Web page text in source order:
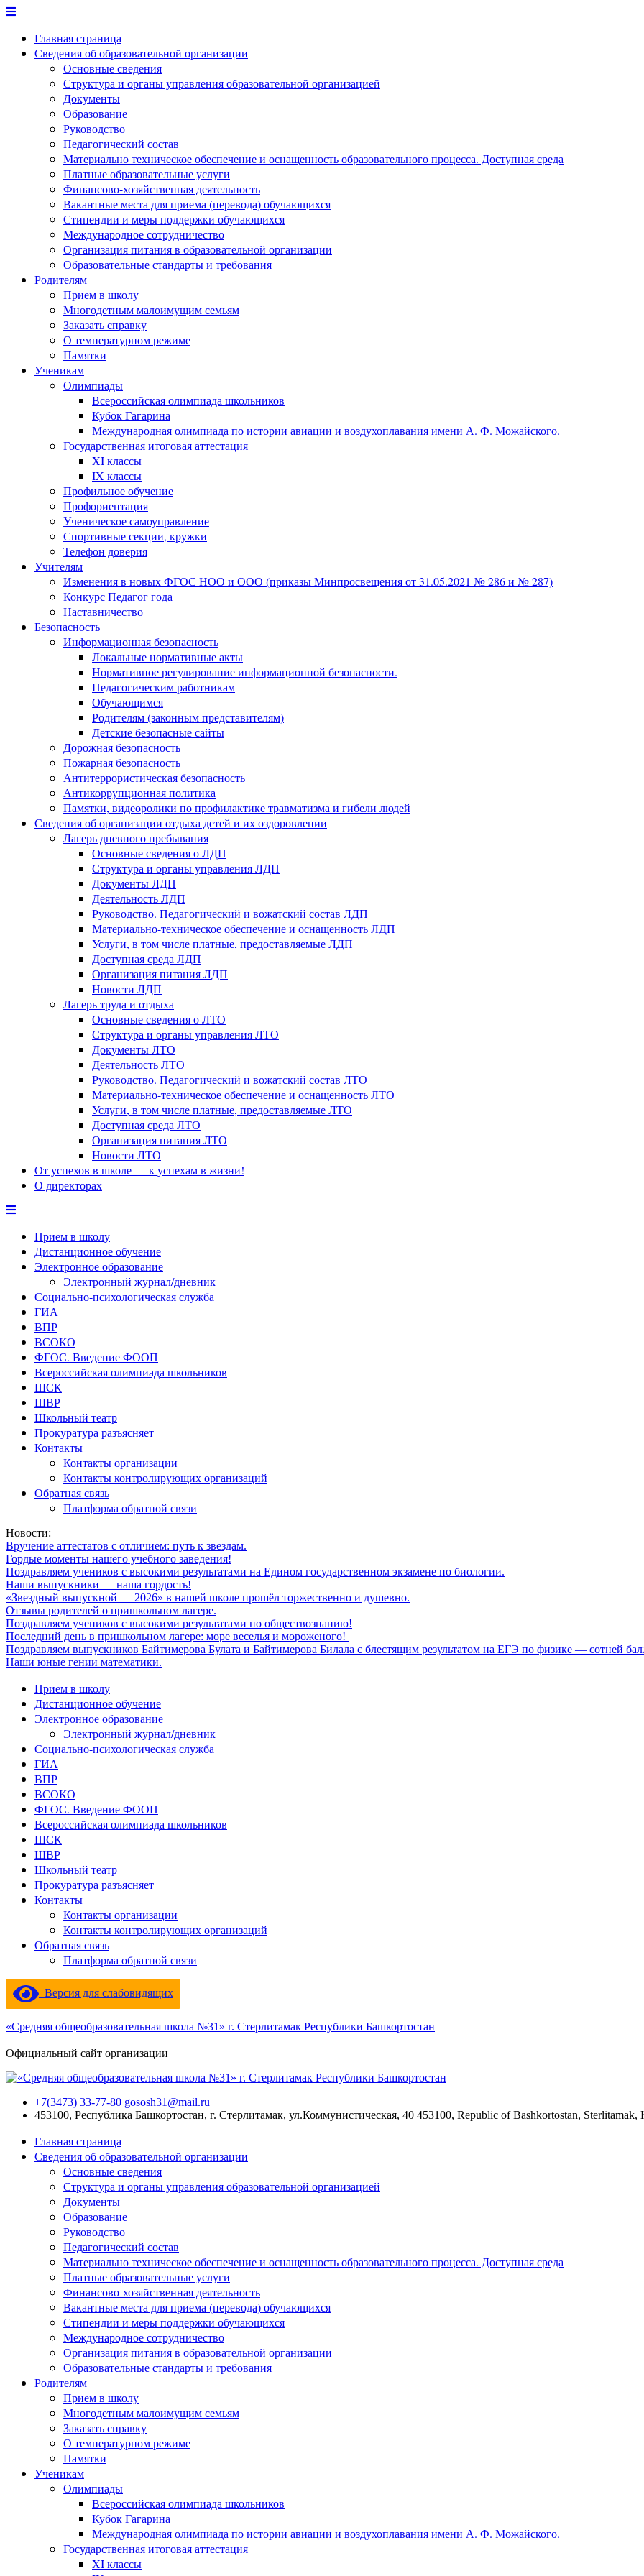
Перейти
содержимому
Главная страница
Сведения об образовательной организации
Основные сведения
Структура и органы управления образовательной организацией
Документы
Образование
Руководство
Педагогический состав
Материально техническое обеспечение и оснащенность образовательного процесса. Доступная среда
Платные образовательные услуги
Финансово-хозяйственная деятельность
Вакантные места для приема (перевода) обучающихся
Стипендии и меры поддержки обучающихся
Международное сотрудничество
Организация питания в образовательной организации
Образовательные стандарты и требования
Родителям
Прием в школу
Многодетным малоимущим семьям
Заказать справку
О температурном режиме
Памятки
Ученикам
Олимпиады
Всероссийская олимпиада школьников
Кубок Гагарина
Международная олимпиада по истории авиации и воздухоплавания имени А. Ф. Можайского.
Государственная итоговая аттестация
XI классы
IX классы
Профильное обучение
Профориентация
Ученическое самоуправление
Спортивные секции, кружки
Телефон доверия
Учителям
Изменения в новых ФГОС НОО и ООО (приказы Минпросвещения от 31.05.2021 № 286 и № 287)
Конкурс Педагог года
Наставничество
Безопасность
Информационная безопасность
Локальные нормативные акты
Нормативное регулирование информационной безопасности.
Педагогическим работникам
Обучающимся
Родителям (законным представителям)
Детские безопасные сайты
Дорожная безопасность
Пожарная безопасность
Антитеррористическая безопасность
Антикоррупционная политика
Памятки, видеоролики по профилактике травматизма и гибели людей
Сведения об организации отдыха детей и их оздоровлении
Лагерь дневного пребывания
Основные сведения о ЛДП
Структура и органы управления ЛДП
Документы ЛДП
Деятельность ЛДП
Руководство. Педагогический и вожатский состав ЛДП
Материально-техническое обеспечение и оснащенность ЛДП
Услуги, в том числе платные, предоставляемые ЛДП
Доступная среда ЛДП
Организация питания ЛДП
Новости ЛДП
Лагерь труда и отдыха
Основные сведения о ЛТО
Структура и органы управления ЛТО
Документы ЛТО
Деятельность ЛТО
Руководство. Педагогический и вожатский состав ЛТО
Материально-техническое обеспечение и оснащенность ЛТО
Услуги, в том числе платные, предоставляемые ЛТО
Доступная среда ЛТО
Организация питания ЛТО
Новости ЛТО
От успехов в школе — к успехам в жизни!
О директорах
Прием в школу
Дистанционное обучение
Электронное образование
Электронный журнал/дневник
Социально-психологическая служба
ГИА
ВПР
ВСОКО
ФГОС. Введение ФООП
Всероссийская олимпиада школьников
ШСК
ШВР
Школьный театр
Прокуратура разъясняет
Контакты
Контакты организации
Контакты контролирующих организаций
Обратная связь
Платформа обратной связи
Новости:
Вручение аттестатов с отличием: путь к звездам.
Гордые моменты нашего учебного заведения!
Поздравляем учеников с высокими результатами на Едином государственном экзамене по биологии.
Наши выпускники — наша гордость!
«Звездный выпускной — 2026» в нашей школе прошёл торжественно и душевно.
Отзывы родителей о пришкольном лагере.
Поздравляем учеников с высокими результатами по обществознанию!
Последний день в пришкольном лагере: море веселья и мороженого!
Поздравляем выпускников Байтимерова Булата и Байтимерова Билала с блестящим результатом на ЕГЭ по физике — сотней
Наши юные гении математики.
Прием в школу
Дистанционное обучение
Электронное образование
Электронный журнал/дневник
Социально-психологическая служба
ГИА
ВПР
ВСОКО
ФГОС. Введение ФООП
Всероссийская олимпиада школьников
ШСК
ШВР
Школьный театр
Прокуратура разъясняет
Контакты
Контакты организации
Контакты контролирующих организаций
Обратная связь
Платформа обратной связи
Версия для слабовидящих
«Средняя общеобразовательная школа №31» г. Стерлитамак Республики Башкортостан
Официальный сайт организации
+7(3473) 33-77-80 gososh31@mail.ru
453100, Республика Башкортостан, г. Стерлитамак, ул.Коммунистическая, 40 453100, Republic of Bashkortostan, Sterlitamak,
Главная страница
Сведения об образовательной организации
Основные сведения
Структура и органы управления образовательной организацией
Документы
Образование
Руководство
Педагогический состав
Материально техническое обеспечение и оснащенность образовательного процесса. Доступная среда
Платные образовательные услуги
Финансово-хозяйственная деятельность
Вакантные места для приема (перевода) обучающихся
Стипендии и меры поддержки обучающихся
Международное сотрудничество
Организация питания в образовательной организации
Образовательные стандарты и требования
Родителям
Прием в школу
Многодетным малоимущим семьям
Заказать справку
О температурном режиме
Памятки
Ученикам
Олимпиады
Всероссийская олимпиада школьников
Кубок Гагарина
Международная олимпиада по истории авиации и воздухоплавания имени А. Ф. Можайского.
Государственная итоговая аттестация
XI классы